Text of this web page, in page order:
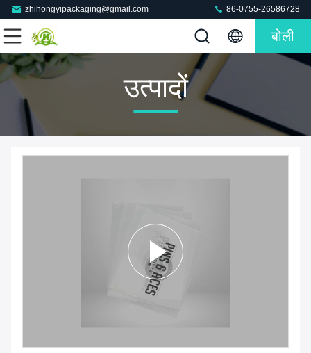
zhihongyipackaging@gmail.com 86-0755-26586728
बोली
उत्पादों